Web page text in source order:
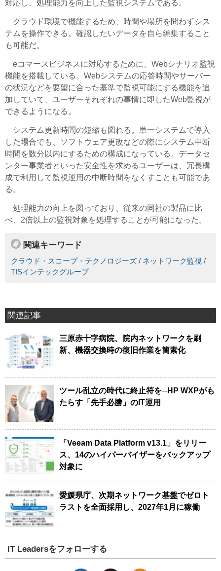
対応し、処理能力を向上した監視システムである。
クラウド環境で機能するため、時間や場所を問わずシス
テムを操作できる。確認したいデータを自ら編集すること
も可能だ。
eコマースビジネスに対応するために、Webシナリオ監視
機能を搭載している。Webシステムの応答時間やサーバー
の状況などを要望に合った基準で監視可能にする機能を追
加していて、ユーザーそれぞれの事情に即したWeb監視が
できるようになる。
システム更新時間の短縮も図れる。単一システムで導入
した場合でも、ソフトウェア更改などの際にシステム中断
時間を数分以内にするための構成になっている。データセ
ンター事業者といった安全性を求めるユーザーは、冗長構
成で利用して監視運用の中断時間をなくすことも可能であ
る。
処理能力の向上を図っており、従来の同社の製品に比
べ、2倍以上の監視対象を処理することが可能になった。
関連キーワード
クラウド・スコープ・テクノロジーズ / ネットワーク監視 /
TISインテックグループ
関連記事
三原赤十字病院、院内ネットワークを刷
新、機器交換時の復旧作業を簡素化
ツール乱立の時代に終止符を─HP WXPがも
たらす「先手必勝」のIT運用
「Veeam Data Platform v13.1」をリリー
ス、14のハイパーバイザーをバックアップ
対象に
愛媛県庁、次期ネットワーク基盤でゼロト
ラストを全面採用し、2027年1月に稼働
IT Leadersをフォローする